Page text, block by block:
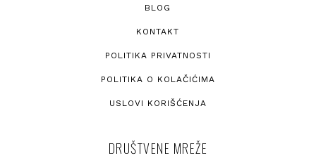
BLOG
KONTAKT
POLITIKA PRIVATNOSTI
POLITIKA O KOLAČIĆIMA
USLOVI KORIŠĆENJA
DRUŠTVENE MREŽE